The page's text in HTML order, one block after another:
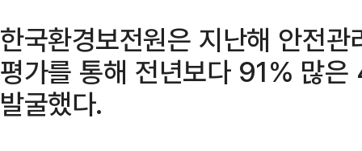
한국환경보전원은 지난해 안전
평가를 통해 전년보다 91% 많
발굴했다.